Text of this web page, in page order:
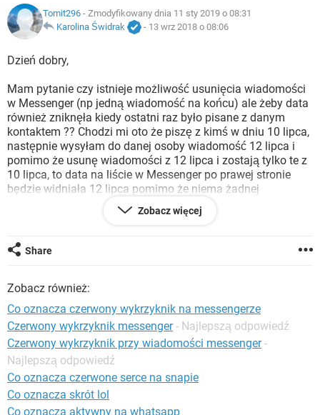
WINDOWS 10
IOS NETFLIX
INSTAGRAM
WINDOWS 10
GRY WHATSAPP
WINDOWS 10
ARTYKUŁY
COVID-19
GRY
SPOTIFY NETFLIX
INSTAGRAM FACEBOOK
WINDOWS 10
Tomit296 - Zmodyfikowany dnia 11 sty 2019 o 08:31
Karolina Świdrak
- 13 wrz 2018 o 08:06
Dzień dobry,
Mam pytanie czy istnieje możliwość usunięcia wiadomości
w Messenger (np jedną wiadomość na końcu) ale żeby data
również zniknęła kiedy ostatni raz było pisane z danym
kontaktem ?? Chodzi mi oto że piszę z kimś w dniu 10 lipca,
następnie wysyłam do danej osoby wiadomość 12 lipca i
pomimo że usunę wiadomości z 12 lipca i zostają tylko te z
10 lipca, to data na liście w Messenger po prawej stronie
będzie widniała 12 lipca pomimo że niema żadnej
wiadomości z tego dnia jak wejdziemy w wiadomość.
Zobacz więcej
Share
Zobacz również:
Co oznacza czerwony wykrzyknik na messengerze
Czerwony wykrzyknik messenger - Najlepszą odpowiedź
Czerwony wykrzyknik przy wiadomości messenger -
Najlepszą odpowiedź
Co oznacza czerwone serce na snapie
Co oznacza skrót lol
Co oznacza aktywny na whatsapp